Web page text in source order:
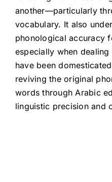
another—particularly
vocabulary. It also
phonological accuracy
especially when
have been
reviving the original
words through Arabic
linguistic precision and